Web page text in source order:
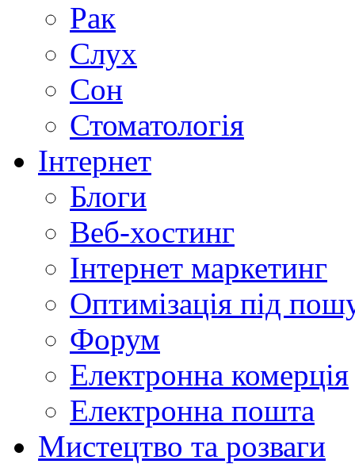
Рак
Слух
Сон
Стоматологія
Інтернет
Блоги
Веб-хостинг
Інтернет маркетинг
Оптимізація під
Форум
Електронна комерція
Електронна пошта
Мистецтво та розваги